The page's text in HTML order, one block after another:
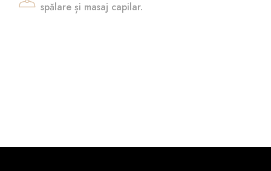
spălare și masaj capilar.